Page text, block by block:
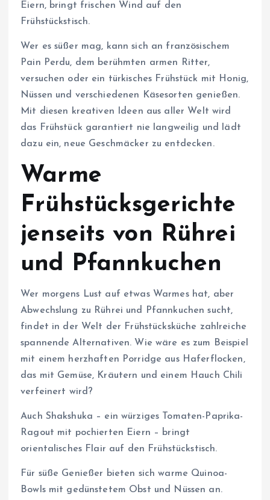
Eiern, bringt frischen Wind auf den
Frühstückstisch.
Wer es süßer mag, kann sich an französischem
Pain Perdu, dem berühmten armen Ritter,
versuchen oder ein türkisches Frühstück mit Honig,
Nüssen und verschiedenen Käsesorten genießen.
Mit diesen kreativen Ideen aus aller Welt wird
das Frühstück garantiert nie langweilig und lädt
dazu ein, neue Geschmäcker zu entdecken.
Warme
Frühstücksgerichte
jenseits von Rührei
und Pfannkuchen
Wer morgens Lust auf etwas Warmes hat, aber
Abwechslung zu Rührei und Pfannkuchen sucht,
findet in der Welt der Frühstücksküche zahlreiche
spannende Alternativen. Wie wäre es zum Beispiel
mit einem herzhaften Porridge aus Haferflocken,
das mit Gemüse, Kräutern und einem Hauch Chili
verfeinert wird?
Auch Shakshuka – ein würziges Tomaten-Paprika-
Ragout mit pochierten Eiern – bringt
orientalisches Flair auf den Frühstückstisch.
Für süße Genießer bieten sich warme Quinoa-
Bowls mit gedünstetem Obst und Nüssen an.